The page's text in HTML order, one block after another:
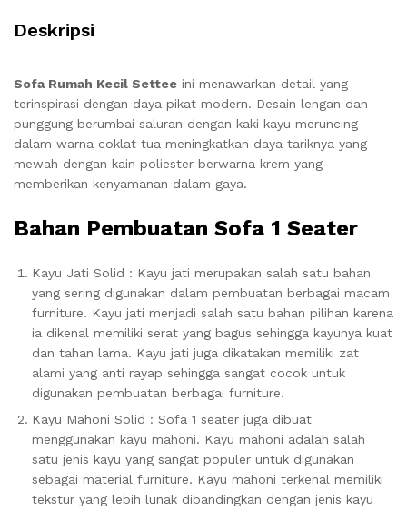
Deskripsi
Sofa Rumah Kecil Settee ini menawarkan detail yang
terinspirasi dengan daya pikat modern. Desain lengan dan
punggung berumbai saluran dengan kaki kayu meruncing
dalam warna coklat tua meningkatkan daya tariknya yang
mewah dengan kain poliester berwarna krem ​​yang
memberikan kenyamanan dalam gaya.
Bahan Pembuatan Sofa 1 Seater
Kayu Jati Solid : Kayu jati merupakan salah satu bahan
yang sering digunakan dalam pembuatan berbagai macam
furniture. Kayu jati menjadi salah satu bahan pilihan karena
ia dikenal memiliki serat yang bagus sehingga kayunya kuat
dan tahan lama. Kayu jati juga dikatakan memiliki zat
alami yang anti rayap sehingga sangat cocok untuk
digunakan pembuatan berbagai furniture.
Kayu Mahoni Solid : Sofa 1 seater juga dibuat
menggunakan kayu mahoni. Kayu mahoni adalah salah
satu jenis kayu yang sangat populer untuk digunakan
sebagai material furniture. Kayu mahoni terkenal memiliki
tekstur yang lebih lunak dibandingkan dengan jenis kayu